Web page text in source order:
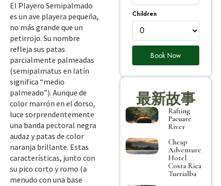
El Playero Semipalmado
es un ave playera pequeña,
no más grande que un
petirrojo. Su nombre
refleja sus patas
parcialmente palmeadas
(semipalmatus en latín
significa “medio
palmeado”). Aunque de
color marrón en el dorso,
luce sorprendentemente
una banda pectoral negra
audaz y patas de color
naranja brillante. Estas
características, junto con
su pico corto y romo (a
menudo con una base
Children
Book Now
最新故事
Rafting
Pacuare
River
Cheap
Adventure
Hotel
Costa Rica
Turrialba